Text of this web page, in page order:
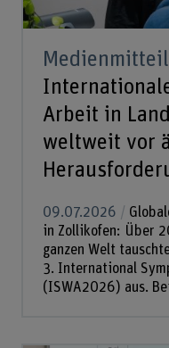
Arbeit in
weltweit vor
09.07.2026
in Zollikofen: Über
ganzen Welt
3. International
(ISWA2026) aus.